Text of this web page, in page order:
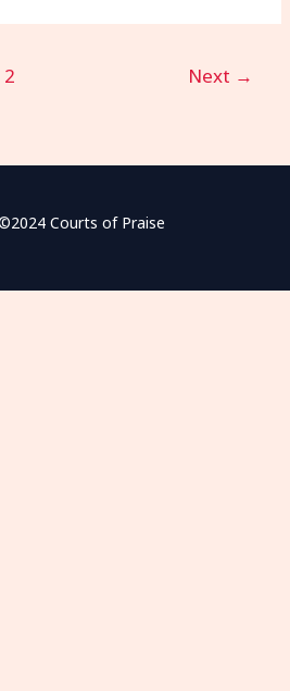
2 Next →
Courts of Praise